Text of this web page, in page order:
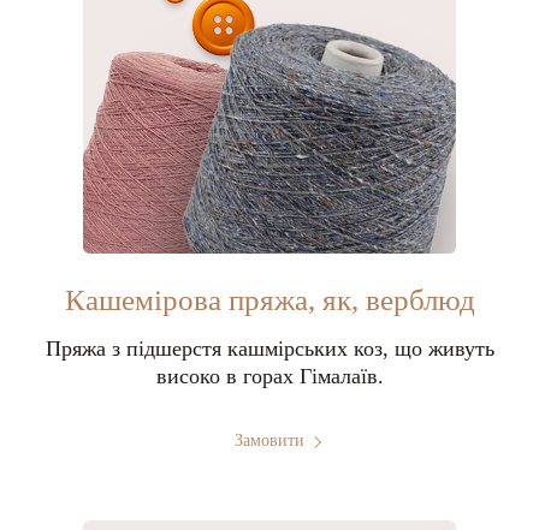
Кашемірова пряжа, як, верблюд
Пряжа з підшерстя кашмірських коз, що живуть
високо в горах Гімалаїв.
Замовити